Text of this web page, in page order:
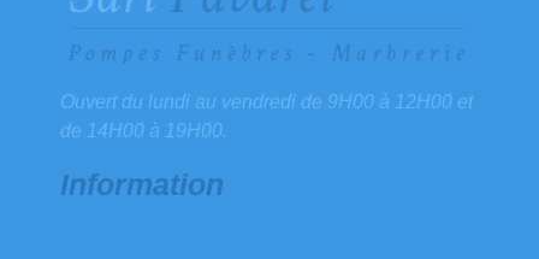
Ouvert du lundi au vendredi de 9H00 à 12H00 et
de 14H00 à 19H00.
Information